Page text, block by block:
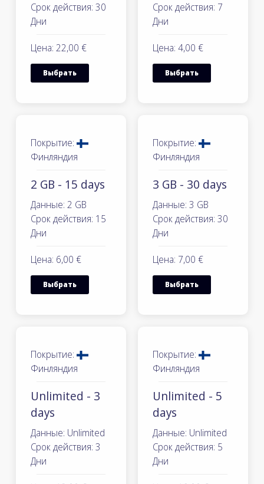
Срок действия: 30
Дни
Цена: 22,00 €
Выбрать
Срок действия: 7
Дни
Цена: 4,00 €
Выбрать
Покрытие:
Финляндия
2 GB - 15 days
Данные: 2 GB
Срок действия: 15
Дни
Цена: 6,00 €
Выбрать
Покрытие:
Финляндия
3 GB - 30 days
Данные: 3 GB
Срок действия: 30
Дни
Цена: 7,00 €
Выбрать
Покрытие:
Финляндия
Unlimited - 3
days
Данные: Unlimited
Срок действия: 3
Дни
Покрытие:
Финляндия
Unlimited - 5
days
Данные: Unlimited
Срок действия: 5
Дни